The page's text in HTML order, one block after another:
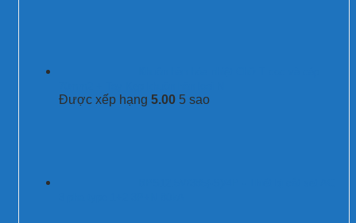
Được xếp hạng 5.00 5 sao